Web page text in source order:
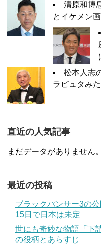
清原和博
とイケメン
松本人志
ラピュタみ
直近の人気記事
まだデータがありません。
最近の投稿
ブラックパンサー3の
15日で日本は未定
世にも奇妙な物語「下
の役柄とあらすじ